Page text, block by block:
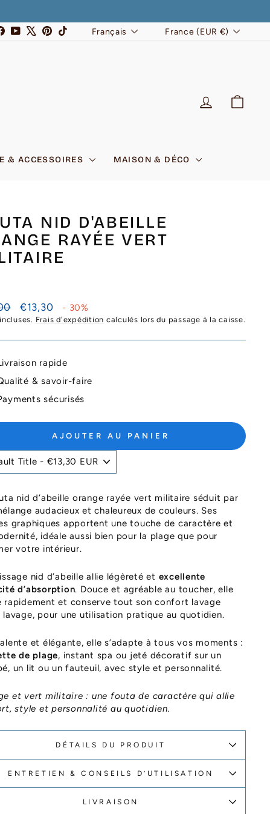
FacebookYouTubePinterest
TikTok LANGUE
Français DEVISE
France (EUR €)
SE
& ACCESSOIRES MAISON & DÉCO
NID D'ABEILLE
RAYÉE VERT
Prix
réduit
€13,30 - 30%
Frais d'expédition calculés lors du passage à la caisse.
rapide
& savoir-faire
sécurisés
AJOUTER AU PANIER
nid d’abeille orange rayée vert militaire séduit par
audacieux et chaleureux de couleurs. Ses
graphiques apportent une touche de caractère et
idéale aussi bien pour la plage que pour
votre intérieur.
nid d’abeille allie légèreté et excellente
d’absorption. Douce et agréable au toucher, elle
rapidement et conserve tout son confort lavage
lavage, pour une utilisation pratique au quotidien.
et élégante, elle s’adapte à tous vos moments :
de plage, instant spa ou jeté décoratif sur un
un lit ou un fauteuil, avec style et personnalité.
et vert militaire : une fouta de caractère qui allie
style et personnalité au quotidien.
DÉTAILS DU PRODUIT
ENTRETIEN & CONSEILS D’UTILISATION
LIVRAISON